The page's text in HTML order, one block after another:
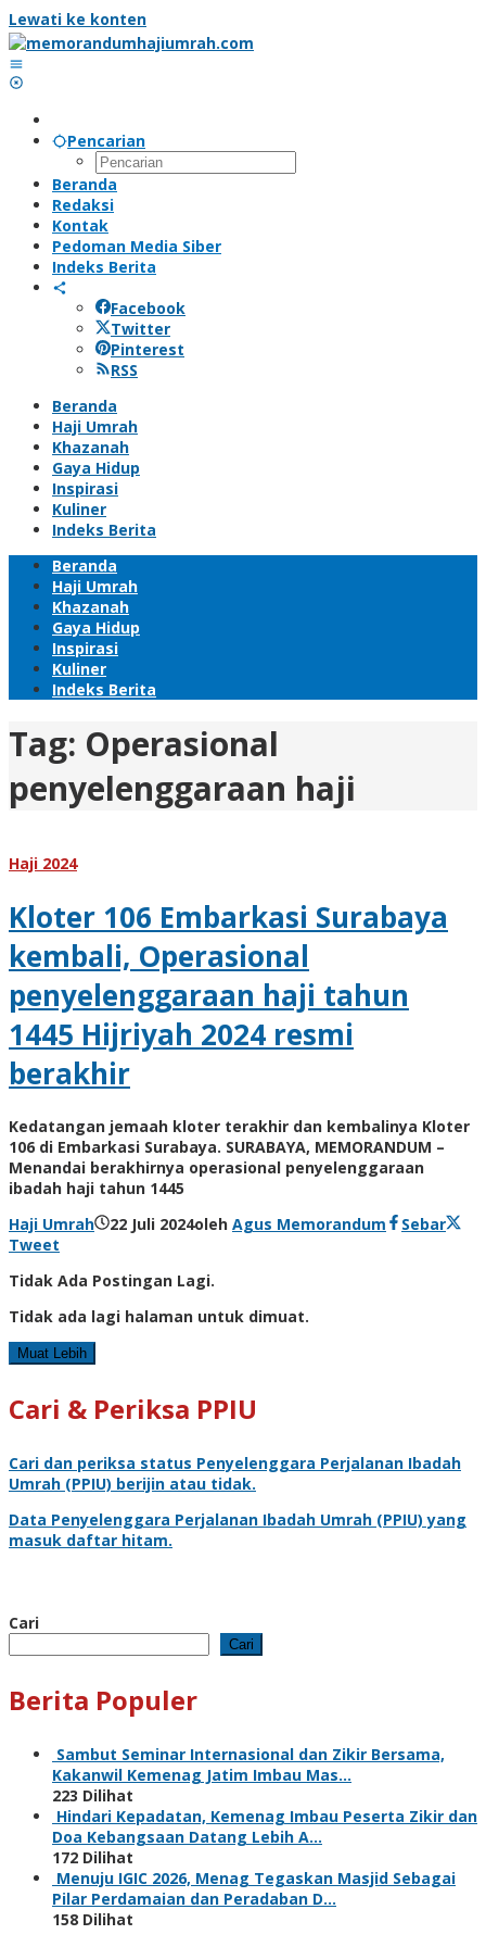
Lewati ke konten
Pencarian
Beranda
Redaksi
Kontak
Pedoman Media Siber
Indeks Berita
Facebook
Twitter
Pinterest
RSS
Beranda
Haji Umrah
Khazanah
Gaya Hidup
Inspirasi
Kuliner
Indeks Berita
Beranda
Haji Umrah
Khazanah
Gaya Hidup
Inspirasi
Kuliner
Indeks Berita
Tag: Operasional
penyelenggaraan haji
Haji 2024
Kloter 106 Embarkasi Surabaya
kembali, Operasional
penyelenggaraan haji tahun
1445 Hijriyah 2024 resmi
berakhir
Kedatangan jemaah kloter terakhir dan kembalinya Kloter
106 di Embarkasi Surabaya. SURABAYA, MEMORANDUM –
Menandai berakhirnya operasional penyelenggaraan
ibadah haji tahun 1445
Haji Umrah
22 Juli 2024oleh Agus Memorandum
Sebar
Tweet
Tidak Ada Postingan Lagi.
Tidak ada lagi halaman untuk dimuat.
Muat Lebih
Cari & Periksa PPIU
Cari dan periksa status Penyelenggara Perjalanan Ibadah
Umrah (PPIU) berijin atau tidak.
Data Penyelenggara Perjalanan Ibadah Umrah (PPIU) yang
masuk daftar hitam.
Cari
Cari
Berita Populer
Sambut Seminar Internasional dan Zikir Bersama,
Kakanwil Kemenag Jatim Imbau Mas…
223 Dilihat
Hindari Kepadatan, Kemenag Imbau Peserta Zikir dan
Doa Kebangsaan Datang Lebih A…
172 Dilihat
Menuju IGIC 2026, Menag Tegaskan Masjid Sebagai
Pilar Perdamaian dan Peradaban D…
158 Dilihat